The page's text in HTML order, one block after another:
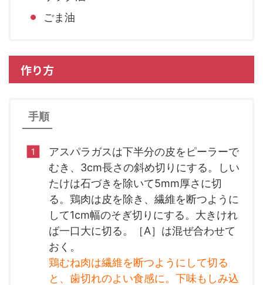
ごま油
作り方
手順
アスパラガスは下半分の皮をピーラーで
むき、3cm長さの斜め切りにする。しい
たけは石づきを除いて5mm厚さに切
る。鶏肉は皮を除き、繊維を断つように
して1cm幅のそぎ切りにする。大きけれ
ば一口大に切る。［A］は混ぜ合わせて
おく。
鶏むね肉は繊維を断つようにして切る
と、歯切れのよい食感に。下味もしみ込